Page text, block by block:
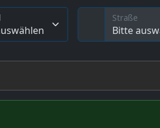
Bitte
Straße